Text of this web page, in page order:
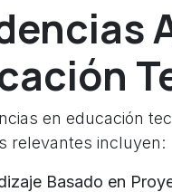
en educación
relevantes incluyen:
Basado en